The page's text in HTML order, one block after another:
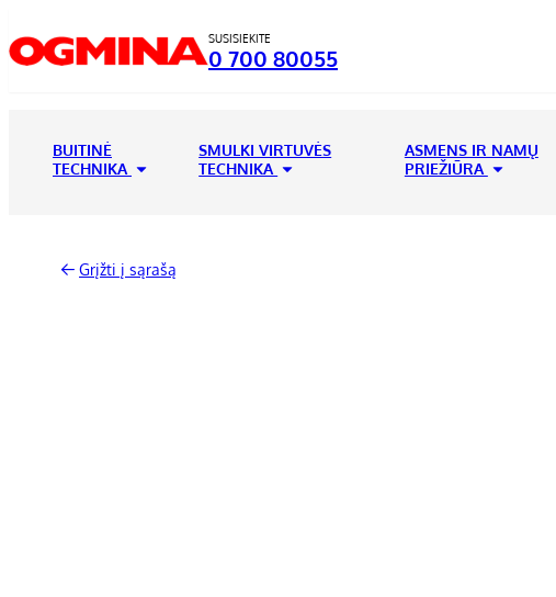
SUSISIEKITE
0 700 80055
BUITINĖ
TECHNIKA
SMULKI VIRTUVĖS
TECHNIKA
ASMENS IR NAMŲ
PRIEŽIŪRA
Grįžti į sąrašą